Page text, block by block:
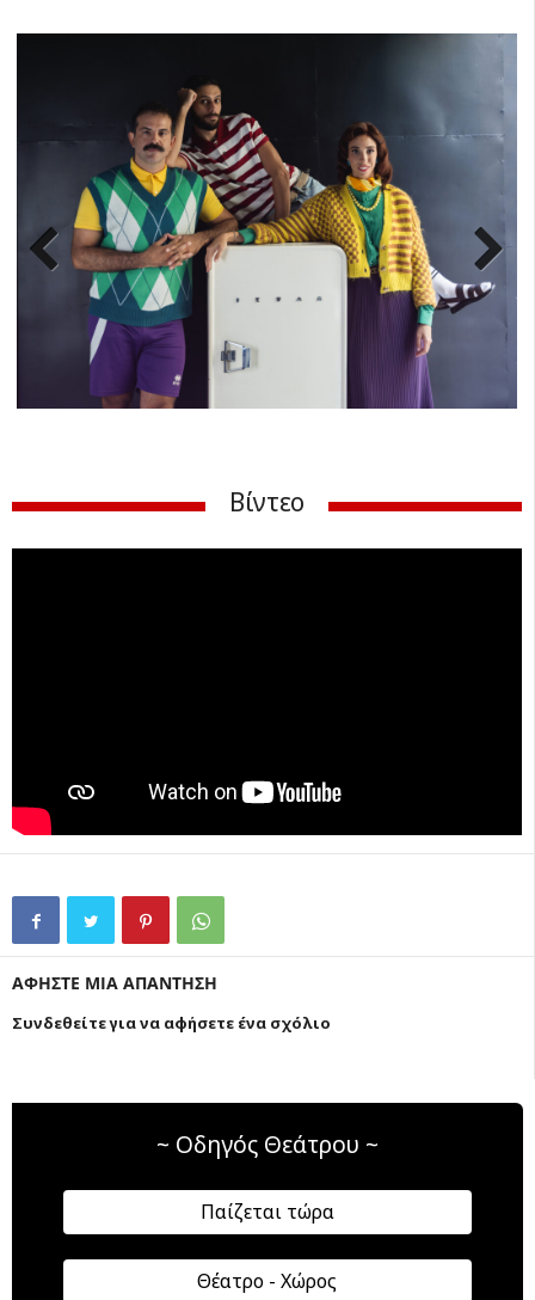
Next
Βίντεο
ΑΦΗΣΤΕ ΜΙΑ ΑΠΑΝΤΗΣΗ
Συνδεθείτε για να αφήσετε ένα σχόλιο
~ Οδηγός Θεάτρου ~
Παίζεται τώρα
Θέατρο - Χώρος